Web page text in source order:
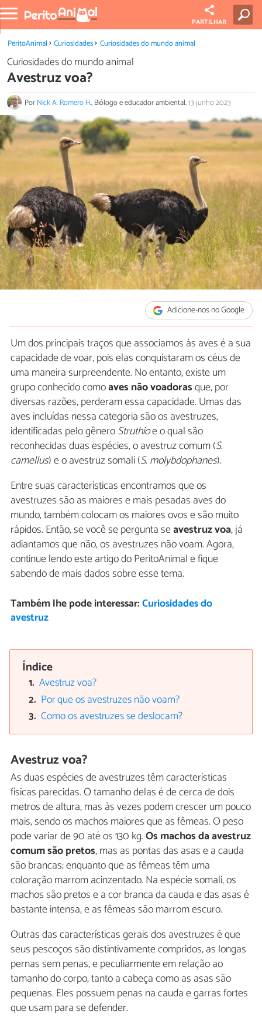
PARTILHAR
PeritoAnimal Curiosidades Curiosidades do mundo animal
Curiosidades do mundo animal
Avestruz voa?
PorNick A. Romero H., Biólogo e educador ambiental.13 junho 2023
Adicione-nos no Google
Um dos principais traços que associamos às aves é a sua
capacidade de voar, pois elas conquistaram os céus de
uma maneira surpreendente. No entanto, existe um
grupo conhecido comoaves não voadorasque, por
diversas razões, perderam essa capacidade. Umas das
aves incluídas nessa categoria são os avestruzes,
identificadas pelo gêneroStruthioe o qual são
reconhecidas duas espécies, o avestruz comum (S.
camellus) e o avestruz somali (S. molybdophanes).
Entre suas características encontramos que os
avestruzes são as maiores e mais pesadas aves do
mundo, também colocam os maiores ovos e são muito
rápidos. Então, se você se pergunta seavestruz voa, já
adiantamos que não, os avestruzes não voam. Agora,
continue lendo este artigo do PeritoAnimal e fique
sabendo de mais dados sobre esse tema.
Também lhe pode interessar:Curiosidades do
avestruz
Índice
Avestruz voa?
Por que os avestruzes não voam?
Como os avestruzes se deslocam?
Avestruz voa?
As duas espécies de avestruzes têm características
físicas parecidas. O tamanho delas é de cerca de dois
metros de altura, mas às vezes podem crescer um pouco
mais, sendo os machos maiores que as fêmeas. O peso
pode variar de 90 até os 130 kg.Os machos da avestruz
comum são pretos, mas as pontas das asas e a cauda
são brancas; enquanto que as fêmeas têm uma
coloração marrom acinzentado. Na espécie somali, os
machos são pretos e a cor branca da cauda e das asas é
bastante intensa, e as fêmeas são marrom escuro.
Outras das características gerais dos avestruzes é que
seus pescoços são distintivamente compridos, as longas
pernas sem penas, e peculiarmente em relação ao
tamanho do corpo, tanto a cabeça como as asas são
pequenas. Eles possuem penas na cauda e garras fortes
que usam para se defender.